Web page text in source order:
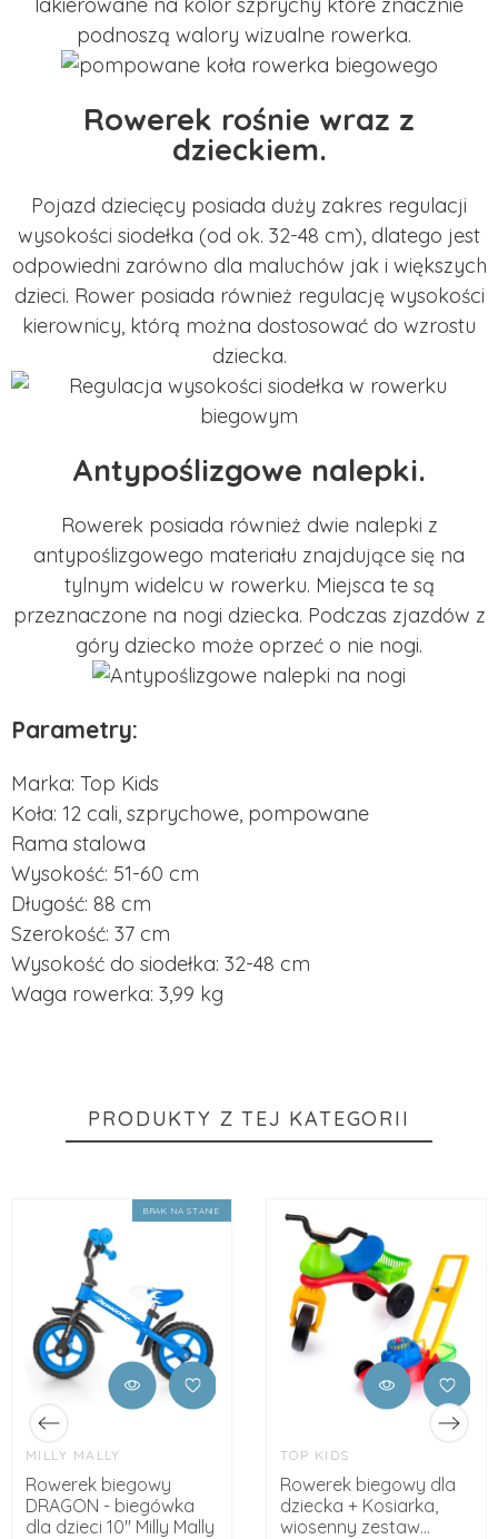
podnoszą walory wizualne rowerka.
Rowerek rośnie wraz z
dzieckiem.
Pojazd dziecięcy posiada duży zakres regulacji
wysokości siodełka (od ok. 32-48 cm), dlatego jest
odpowiedni zarówno dla maluchów jak i większych
dzieci. Rower posiada również regulację wysokości
kierownicy, którą można dostosować do wzrostu
dziecka.
Antypoślizgowe nalepki.
Rowerek posiada również dwie nalepki z
antypoślizgowego materiału znajdujące się na
tylnym widelcu w rowerku. Miejsca te są
przeznaczone na nogi dziecka. Podczas zjazdów z
góry dziecko może oprzeć o nie nogi.
Parametry:
Marka: Top Kids
Koła: 12 cali, szprychowe, pompowane
Rama stalowa
Wysokość: 51-60 cm
Długość: 88 cm
Szerokość: 37 cm
Wysokość do siodełka: 32-48 cm
Waga rowerka: 3,99 kg
PRODUKTY Z TEJ KATEGORII
MILLY MALLY
Rowerek biegowy
DRAGON - biegówka
dla dzieci 10" Milly Mally
BRAK NA STANIE
TOP KIDS
Rowerek biegowy dla
dziecka + Kosiarka,
wiosenny zestaw...